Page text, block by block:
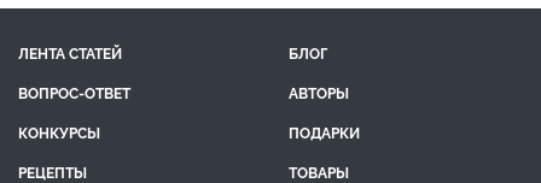
ЛЕНТА СТАТЕЙ
БЛОГ
ВОПРОС-ОТВЕТ
АВТОРЫ
КОНКУРСЫ
ПОДАРКИ
РЕЦЕПТЫ
ТОВАРЫ